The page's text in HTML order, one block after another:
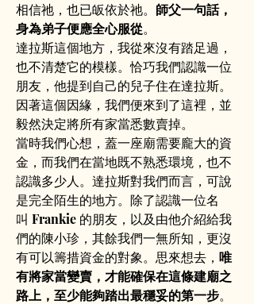
相信祂，也已皈依於祂。 師父一句話，
身為弟子便應全心服從。
達拉斯這個地方，我從來沒有踏足過，
也不清楚它的模樣。恰巧我們認識一位
朋友，他提到自己的兒子住在達拉斯。
因著這個因緣，我們便來到了這裡，並
毅然決定將所有家當悉數賣掉。
當時我們心想，蓋一座廟需要龐大的資
金，而我們在當地既不熟悉環境，也不
認識多少人。達拉斯對我們而言，可說
是完全陌生的地方。除了認識一位名
叫 Frankie 的朋友，以及由他介紹給我
們的陳小珍，其餘我們一無所知，更沒
有可以籌措資金的對象。思來想去， 唯
有將家當變賣，才能確保在這條建廟之
路上，至少能夠踏出最穩妥的第一步。